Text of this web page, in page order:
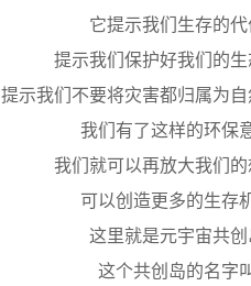
它提示我们生存的代
提示我们保护好我们的生
提示我们不要将灾害都归属为
我们有了这样的环保
我们就可以再放大我们的
可以创造更多的生存
这里就是元宇宙共创
这个共创岛的名字